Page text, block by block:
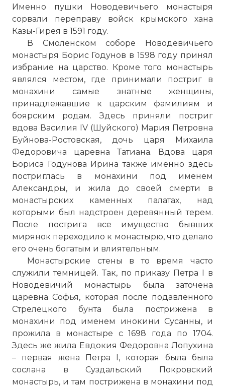
Именно пушки Новодевичьего монастыря
сорвали переправу войск крымского хана
Казы-Гирея в 1591 году.
В Смоленском соборе Новодевичьего
монастыря Борис Годунов в 1598 году принял
избрание на царство. Кроме того монастырь
являлся местом, где принимали постриг в
монахини самые знатные женщины,
принадлежавшие к царским фамилиям и
боярским родам. Здесь приняли постриг
вдова Василия IV (Шуйского) Мария Петровна
Буйнова-Ростовская, дочь царя Михаила
Федоровича царевна Татиана. Вдова царя
Бориса Годунова Ирина также именно здесь
постриглась в монахини под именем
Александры, и жила до своей смерти в
монастырских каменных палатах, над
которыми был надстроен деревянный терем.
После пострига все имущество бывших
мирянок переходило к монастырю, что делало
его очень богатым и влиятельным.
Монастырские стены в то время часто
служили темницей. Так, по приказу Петра I в
Новодевичий монастырь была заточена
царевна Софья, которая после подавленного
Стрелецкого бунта была пострижена в
монахини под именем инокини Сусанны, и
прожила в монастыре с 1698 года по 1704.
Здесь же жила Евдокия Федоровна Лопухина
– первая жена Петра I, которая была была
сослана в Суздальский Покровский
монастырь, и там пострижена в монахини под